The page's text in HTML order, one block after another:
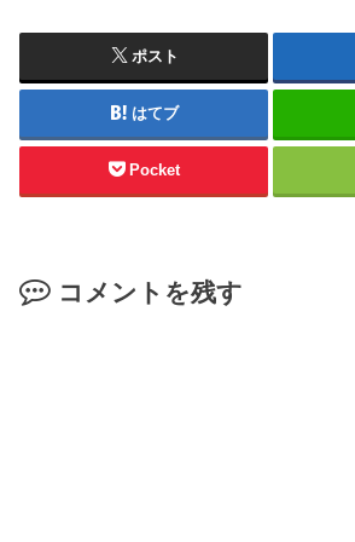
ポスト
はてブ
Pocket
コメントを残す